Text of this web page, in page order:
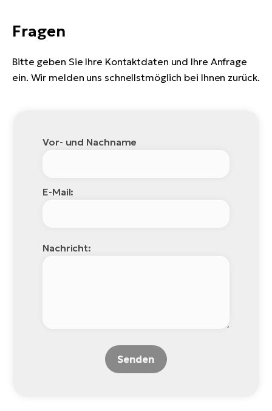
Fragen
Bitte geben Sie Ihre Kontaktdaten und Ihre Anfrage
ein. Wir melden uns schnellstmöglich bei Ihnen zurück.
Vor- und Nachname
E-Mail:
Nachricht:
Senden